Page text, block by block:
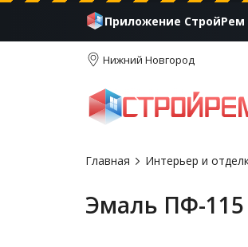
Приложение СтройРем
Нижний Новгород
Главная Интерьер и
Эмаль ПФ-